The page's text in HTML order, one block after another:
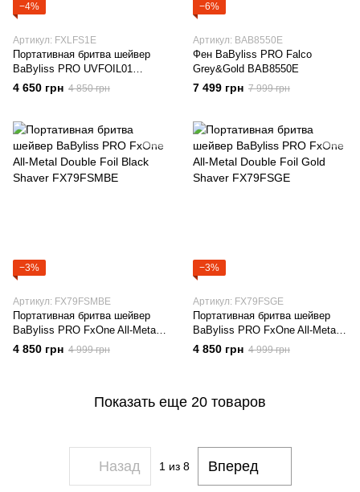
−4%
Артикул: FXLFS1E
Портативная бритва шейвер
BaByliss PRO UVFOIL01
FXLFS1E
4 650 грн 4 850 грн
−6%
Артикул: BAB8550E
Фен BaByliss PRO Falco
Grey&Gold BAB8550E
7 499 грн 7 999 грн
−3%
Артикул: FX79FSMBE
Портативная бритва шейвер
BaByliss PRO FxOne All-Metal
Double Foil Black Shaver
FX79FSMBE
4 850 грн 4 999 грн
−3%
Артикул: FX79FSGE
Портативная бритва шейвер
BaByliss PRO FxOne All-Metal
Double Foil Gold Shaver
FX79FSGE
4 850 грн 4 999 грн
Показать еще 20 товаров
Назад 1 из 8 Вперед